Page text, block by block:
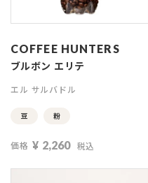
COFFEE HUNTERS
ブルボン エリテ
エル サルバドル
豆 粉
価格 ¥ 2,260 税込